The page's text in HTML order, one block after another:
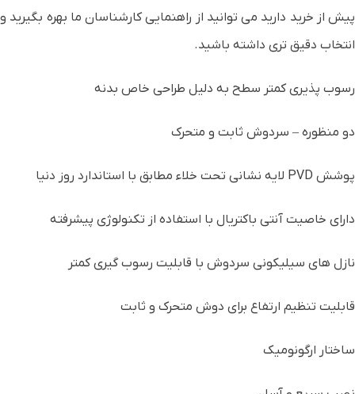
پیش از خرید دارید می توانید از راهنمایی کارشناسان ما بهره بگیرید و
انتخاب دقیق تری داشته باشید.
رسوب پذیری کمتر سطح به دلیل طراحی خاص بدنه
دو منظوره – سردوش ثابت و متحرک
پوشش PVD لایه نشانی تحت خلاء مطابق با استاندارد روز دنیا
دارای خاصیت آنتی باکتریال با استفاده از تکنولوژی پیشرفته
نازل های سیلیکونی سردوش با قابلیت رسوب گیری کمتر
قابلیت تنظیم ارتفاع برای دوش متحرک و ثابت
ساختار ارگونومیک